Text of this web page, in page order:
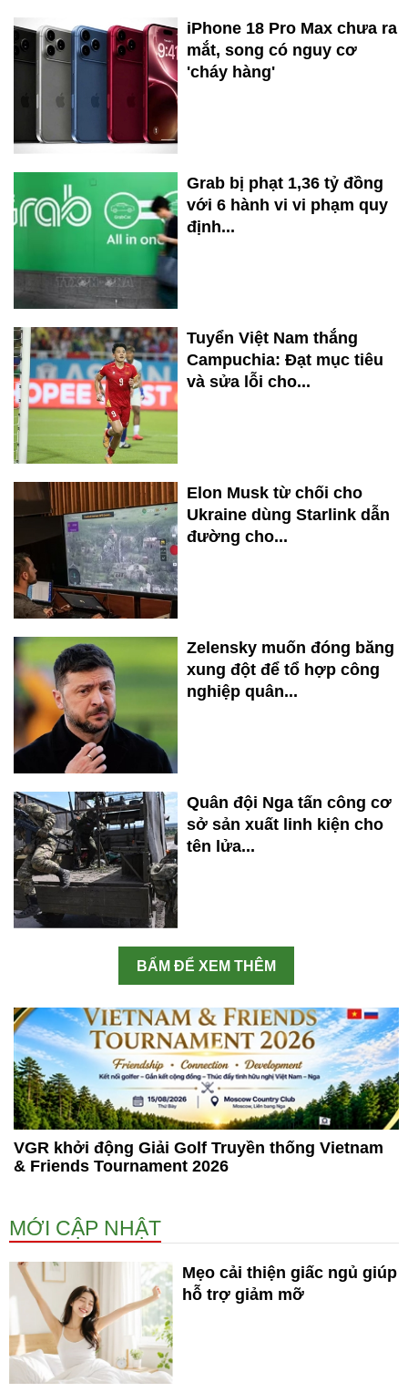
iPhone 18 Pro Max chưa ra
mắt, song có nguy cơ
'cháy hàng'
Grab bị phạt 1,36 tỷ đồng
với 6 hành vi vi phạm quy
định...
Tuyển Việt Nam thắng
Campuchia: Đạt mục tiêu
và sửa lỗi cho...
Elon Musk từ chối cho
Ukraine dùng Starlink dẫn
đường cho...
Zelensky muốn đóng băng
xung đột để tổ hợp công
nghiệp quân...
Quân đội Nga tấn công cơ
sở sản xuất linh kiện cho
tên lửa...
BẤM ĐỂ XEM THÊM
VGR khởi động Giải Golf Truyền thống Vietnam
& Friends Tournament 2026
MỚI CẬP NHẬT
Mẹo cải thiện giấc ngủ giúp
hỗ trợ giảm mỡ